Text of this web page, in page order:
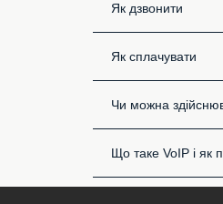
Як дзвонити
Як сплачувати
Чи можна
Що таке VoIP і як